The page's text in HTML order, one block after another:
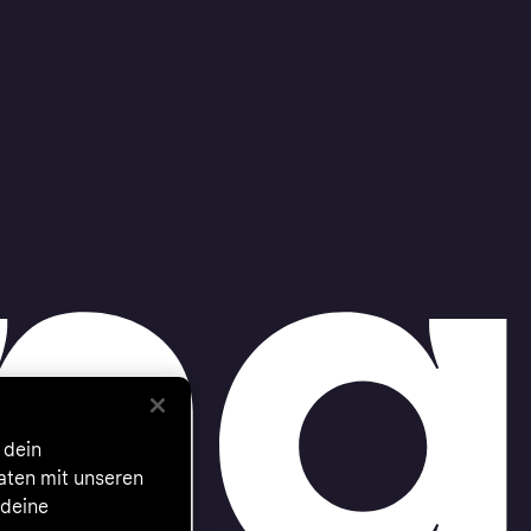
dein
mit unseren